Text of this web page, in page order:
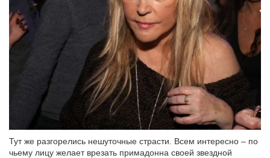
Тут же разгорелись нешуточные страсти. Всем интересно – по
чьему лицу желает врезать примадонна своей звездной